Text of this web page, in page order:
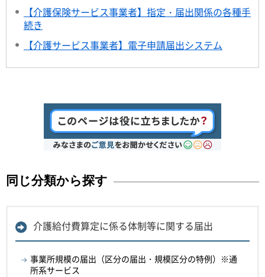
【介護保険サービス事業者】指定・届出関係の各種手
続き
【介護サービス事業者】電子申請届出システム
同じ分類から探す
介護給付費算定に係る体制等に関する届出
事業所規模の届出（区分の届出・規模区分の特例）※通
所系サービス